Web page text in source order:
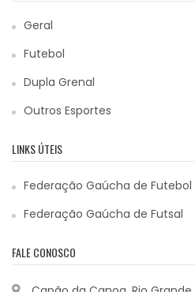
Geral
Futebol
Dupla Grenal
Outros Esportes
LINKS ÚTEIS
Federação Gaúcha de Futebol
Federação Gaúcha de Futsal
FALE CONOSCO